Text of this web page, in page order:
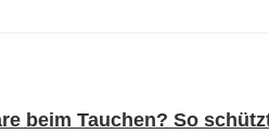
beim Tauchen? So